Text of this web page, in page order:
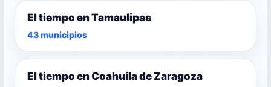
El tiempo en Tamaulipas
43 municipios
El tiempo en Coahuila de Zaragoza